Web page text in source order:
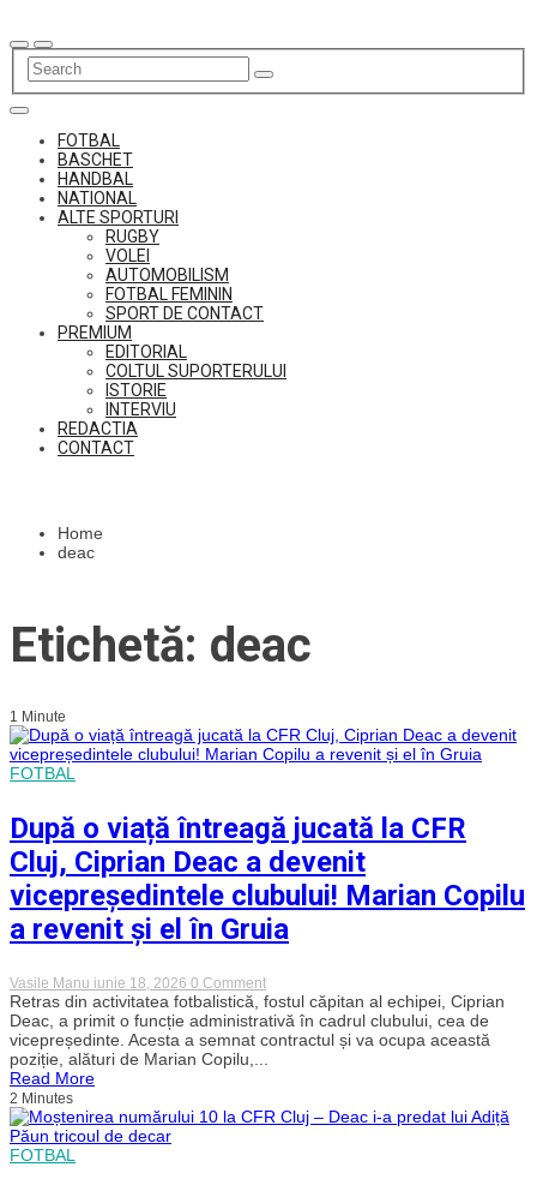
to
content
FOTBAL
BASCHET
HANDBAL
NATIONAL
ALTE SPORTURI
RUGBY
VOLEI
AUTOMOBILISM
FOTBAL FEMININ
SPORT DE CONTACT
PREMIUM
EDITORIAL
COLTUL SUPORTERULUI
ISTORIE
INTERVIU
REDACTIA
CONTACT
Home
deac
Etichetă: deac
1 Minute
FOTBAL
După o viață întreagă jucată la CFR
Cluj, Ciprian Deac a devenit
vicepreședintele clubului! Marian Copilu
a revenit și el în Gruia
Vasile Manu iunie 18, 2026 0 Commenton
După
o
viață
întreagă
jucată
Cluj,
Retras din activitatea fotbalistică, fostul căpitan al echipei, Ciprian
Deac, a primit o funcție administrativă în cadrul clubului, cea de
vicepreședinte. Acesta a semnat contractul și va ocupa această
poziție, alături de Marian Copilu,...
Read More
2 Minutes
FOTBAL